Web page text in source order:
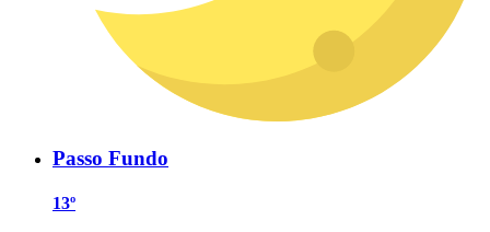
Passo Fundo
13º